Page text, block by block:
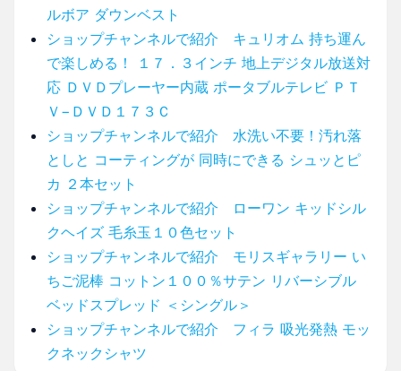
ルボア ダウンベスト
ショップチャンネルで紹介 キュリオム 持ち運ん
で楽しめる！ １７．３インチ 地上デジタル放送対
応 ＤＶＤプレーヤー内蔵 ポータブルテレビ ＰＴ
Ｖ−ＤＶＤ１７３Ｃ
ショップチャンネルで紹介 水洗い不要！汚れ落
としと コーティングが 同時にできる シュッとピ
カ ２本セット
ショップチャンネルで紹介 ローワン キッドシル
クヘイズ 毛糸玉１０色セット
ショップチャンネルで紹介 モリスギャラリー い
ちご泥棒 コットン１００％サテン リバーシブル
ベッドスプレッド ＜シングル＞
ショップチャンネルで紹介 フィラ 吸光発熱 モッ
クネックシャツ